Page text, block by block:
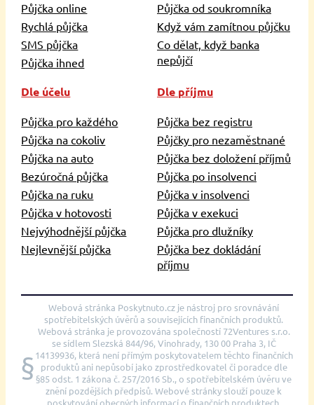
Půjčka online
Rychlá půjčka
SMS půjčka
Půjčka ihned
Půjčka od soukromníka
Když vám zamítnou půjčku
Co dělat, když banka
nepůjčí
Dle účelu
Půjčka pro každého
Půjčka na cokoliv
Půjčka na auto
Bezúročná půjčka
Půjčka na ruku
Půjčka v hotovosti
Nejvýhodnější půjčka
Nejlevnější půjčka
Dle příjmu
Půjčka bez registru
Půjčky pro nezaměstnané
Půjčka bez doložení příjmů
Půjčka po insolvenci
Půjčka v insolvenci
Půjčka v exekuci
Půjčka pro dlužníky
Půjčka bez dokládání
příjmu
§
Webová stránka Poskytnuto.cz je nástroj pro srovnávání
spotřebitelských úvěrů a souvisejících finančních produktů.
Webová stránka je provozována společností 72Ventures s.r.o.
se sídlem Slezská 844/96, Vinohrady, 130 00 Praha 3, IČ
14139936, která není přímým poskytovatelem těchto finančních
produktů ani nepůsobí jako zprostředkovatel či poradce dle
§85 odst. 1 zákona č. 257/2016 Sb., o spotřebitelském úvěru ve
znění pozdějších předpisů. Webové stránky slouží pouze k